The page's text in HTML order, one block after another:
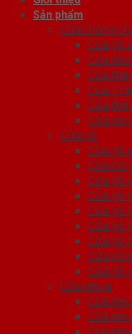
Sản phẩm
Cửa chống
Cửa gỗ
Cửa
Cửa
Cửa
Cửa
Cửa
Cửa gỗ
Cửa gỗ
Cửa Gỗ
Cửa gỗ
Cửa gỗ
Cửa gỗ
Cửa gỗ
Cửa gỗ
Cửa
Cửa gỗ
Cửa nhựa
Cửa
Cửa
Cửa